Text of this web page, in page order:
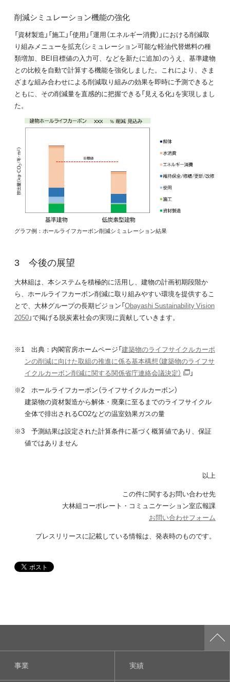
削減シミュレーション機能の強化
「資材製造」「施工」「使用」「運用（エネルギー消費）」における削減取
り組みメニューを拡充（シミュレーション可能な軽油代替燃料の種
類増加、BEI目標値の入力可、などを新たに追加）のうえ、基準建物
との比較を自動で計算する機能を強化しました。これにより、さま
ざまな組み合わせによる削減取り組みの効果を即時に予測できると
ともに、その削減量を直感的に把握できる「見える化」を実現しまし
た。
グラフ例：ホールライフカーボン削減シミュレーション結果
今後の展望
大林組は、本システムを積極的に活用し、建物の計画初期段階か
ら、ホールライフカーボン削減に取り組みやすい環境を提供するこ
とで、大林グループの長期ビジョン「Obayashi Sustainability Vision
2050」で掲げる脱炭素社会の実現に貢献していきます。
※1 出典：内閣官房ホームページ「建築物のライフサイクルカーボ
ンの削減に向けた取組の推進に係る基本構想（建築物のライフサ
イクルカーボン削減に関する関係省庁連絡会議決定）
」
※2 ホールライフカーボン（ライフサイクルカーボン）
建築物の資材製造から解体・廃棄に至るまでのライフサイクル
全体で排出されるCO2などの温室効果ガスの量
※3 予測結果は設定された計算条件に基づく概算値であり、保証
値ではありません
以上
この件に関するお問い合わせ先
大林組コーポレート・コミュニケーション室広報課
お問い合わせフォーム
プレスリリースに記載している情報は、 発表時のものです。
事業 実績